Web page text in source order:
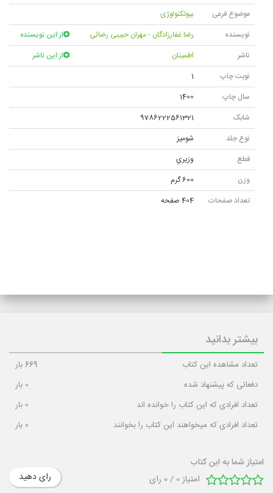
موضوع فرعی
بیوتکنولوژی
نویسنده
رضا غفارزادگان - مهران حبیبی رضائی
از این نویسنده
ناشر
اطمینان
از این ناشر
نوبت چاپ
1
سال چاپ
1400
شابک
9786222561321
نوع جلد
شوميز
قطع
وزيري
وزن
600 گرم
تعداد صفحات
404 صفحه
بیشتر بدانید
تعداد مشاهده این کتاب 669بار
دفعاتی که پیشنهاد شده
0 بار
تعداد افرادی که این کتاب را خوانده اند
0 بار
تعداد افرادی که میخواهند این کتاب را بخوانند
0 بار
امتیاز شما به این کتاب
امتیاز0
/
0 رای رای دهید